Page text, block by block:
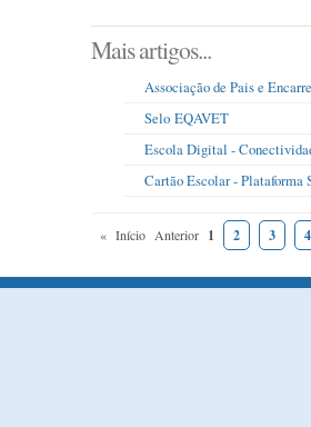
Mais artigos...
Associação de Pais e
Selo EQAVET
Escola Digital -
Cartão Escolar - Plataforma
« Início Anterior 1 2 3 4